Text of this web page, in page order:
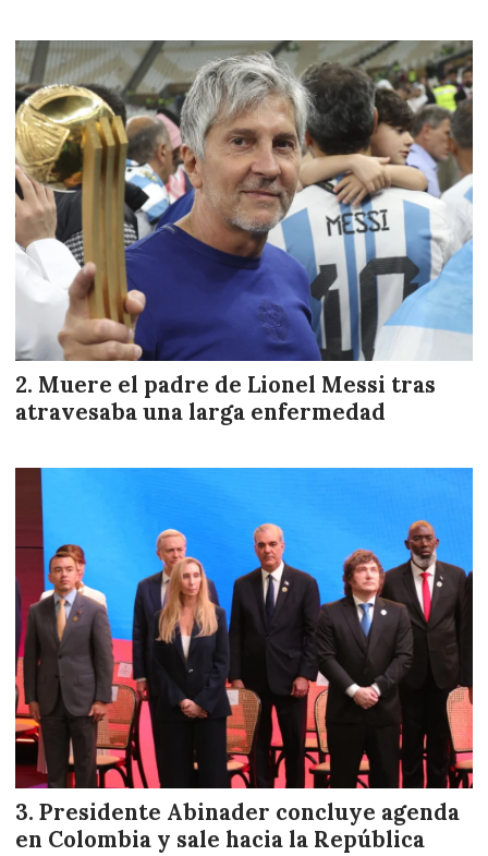
Muere el padre de Lionel Messi tras
atravesaba una larga enfermedad
Presidente Abinader concluye agenda
en Colombia y sale hacia la República